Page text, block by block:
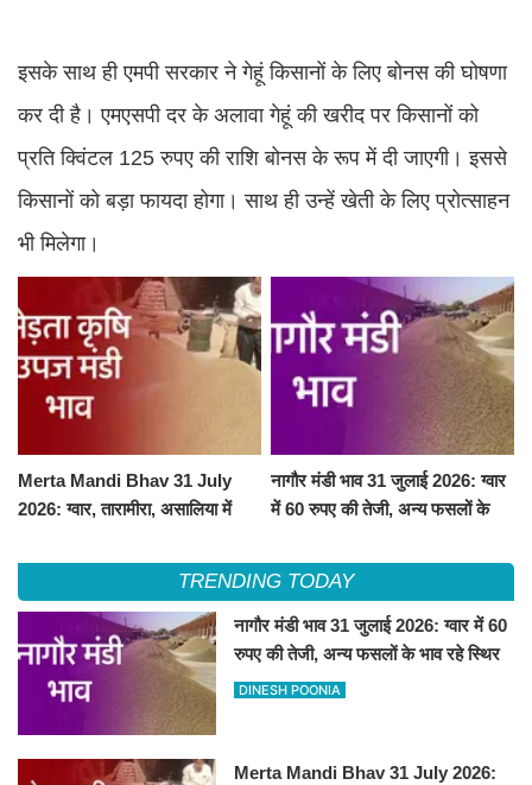
इसके साथ ही एमपी सरकार ने गेहूं किसानों के लिए बोनस की घोषणा
कर दी है। एमएसपी दर के अलावा गेहूं की खरीद पर किसानों को
प्रति क्विंटल 125 रुपए की राशि बोनस के रूप में दी जाएगी। इससे
किसानों को बड़ा फायदा होगा। साथ ही उन्हें खेती के लिए प्रोत्साहन
भी मिलेगा।
Merta Mandi Bhav 31 July
2026: ग्वार, तारामीरा, असालिया में
नागौर मंडी भाव 31 जुलाई 2026: ग्वार
में 60 रुपए की तेजी, अन्य फसलों के
TRENDING TODAY
नागौर मंडी भाव 31 जुलाई 2026: ग्वार में 60
रुपए की तेजी, अन्य फसलों के भाव रहे स्थिर
DINESH POONIA
Merta Mandi Bhav 31 July 2026: